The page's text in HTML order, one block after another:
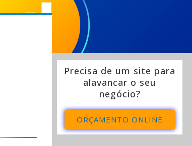
Precisa de um site para
alavancar o seu
negócio?
ORÇAMENTO ONLINE